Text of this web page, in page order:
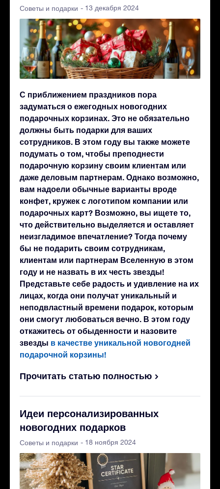
Советы и подарки - 13 декабря 2024
С приближением праздников пора
задуматься о ежегодных новогодних
подарочных корзинах. Это не обязательно
должны быть подарки для ваших
сотрудников. В этом году вы также можете
подумать о том, чтобы преподнести
подарочную корзину своим клиентам или
даже деловым партнерам. Однако возможно,
вам надоели обычные варианты вроде
конфет, кружек с логотипом компании или
подарочных карт? Возможно, вы ищете то,
что действительно выделяется и оставляет
неизгладимое впечатление? Тогда почему
бы не подарить своим сотрудникам,
клиентам или партнерам Вселенную в этом
году и не назвать в их честь звезды!
Представьте себе радость и удивление на их
лицах, когда они получат уникальный и
неподвластный времени подарок, которым
они смогут любоваться вечно. В этом году
откажитесь от обыденности и назовите
звезды в качестве уникальной новогодней
подарочной корзины!
Прочитать статью полностью
Идеи персонализированных
новогодних подарков
Советы и подарки - 18 ноября 2024